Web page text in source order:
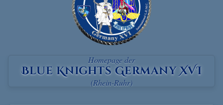
Homepage der
Blue Knights Germany XVI
(Rhein-Ruhr)